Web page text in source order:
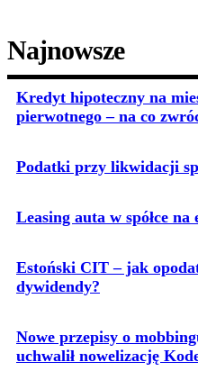
Najnowsze
Kredyt hipoteczny na
pierwotnego – na co
Podatki przy likwidacji
Leasing auta w spółce
Estoński CIT – jak
dywidendy?
Nowe przepisy o
uchwalił nowelizację